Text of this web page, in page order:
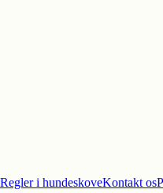
Regler i hundeskoveKontakt os